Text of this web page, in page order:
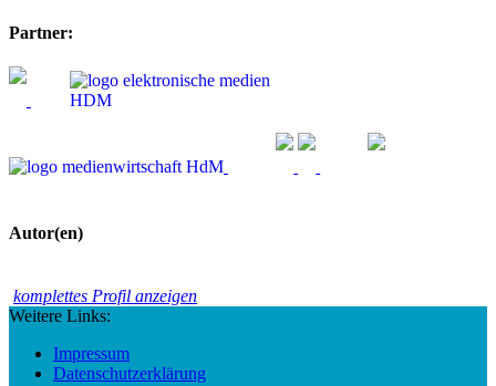
Partner:
Autor(en)
komplettes Profil anzeigen
Weitere Links:
Impressum
Datenschutzerklärung